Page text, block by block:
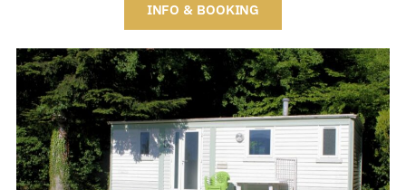
INFO & BOOKING